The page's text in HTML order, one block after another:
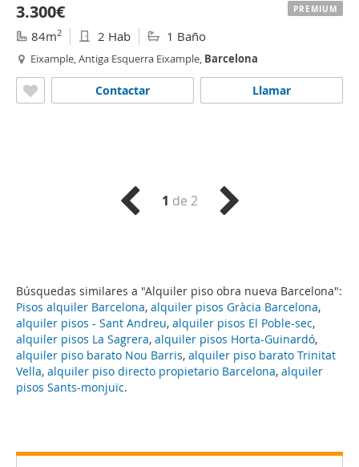
Búsquedas similares a "Alquiler piso obra nueva Barcelona":
Pisos alquiler Barcelona, alquiler pisos Gràcia Barcelona,
alquiler pisos - Sant Andreu, alquiler pisos El Poble-sec,
alquiler pisos La Sagrera, alquiler pisos Horta-Guinardó,
alquiler piso barato Nou Barris, alquiler piso barato Trinitat
Vella, alquiler piso directo propietario Barcelona, alquiler
pisos Sants-monjuïc.
3.300€
84m2 2 Hab 1 Baño
Eixample, Antiga Esquerra Eixample, Barcelona
Llamar
Contactar
PREMIUM
1 de 2